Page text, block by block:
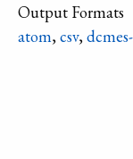
Output Formats
atom, csv,